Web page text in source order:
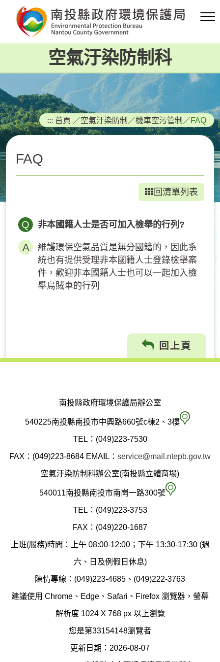
要
容
區
塊
空氣汙染防制科
::: 首頁 ／空氣汙染防制 ／機車空污管制 ／FAQ
FAQ
回清單列表
Q 非本國籍人士是否可加入檢舉的行列?
維護環保空氣品質是無分國籍的，因此系
統也有提供受理非本國籍人士登錄檢舉案
件，歡迎非本國籍人士也可以一起加入檢
舉烏賊車的行列
回上頁
南投縣政府環境保護局辦公室
540225南投縣南投市中興路660號c棟2、3樓 南
縣
保
局
TEL：(049)223-7530
FAX：(049)223-8684 EMAIL： service@mail.ntepb.gov.tw
空氣汙染防制科辦公室(南投縣立體育場)
540011南投縣南投市南崗一路300號 空
染
制
科
TEL：(049)223-3753
FAX：(049)220-1687
上班(服務)時間：上午 08:00-12:00；下午 13:30-17:30 (週
六、日及例假日休息)
陳情專線：(049)223-4685、(049)222-3763
建議使用 Chrome、Edge、Safari、Firefox 瀏覽器，螢幕
解析度 1024 X 768 px 以上瀏覽
您是第33154148瀏覽者
更新日期：2026-08-07